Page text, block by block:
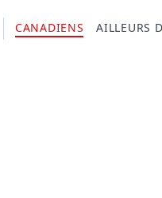
CANADIENS AILLEURS